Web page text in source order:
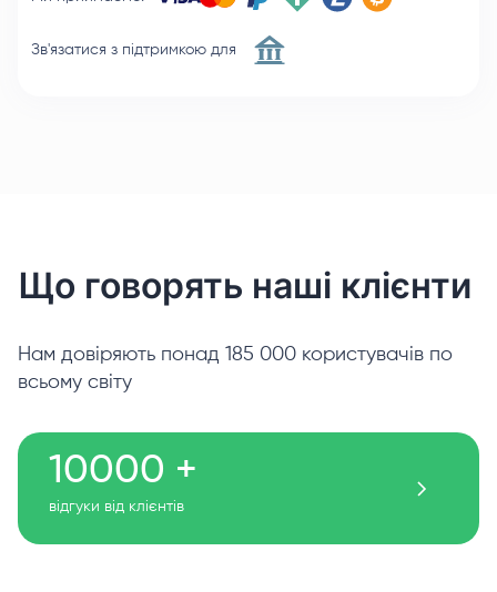
Зв'язатися з підтримкою для
Що говорять наші клієнти
Нам довіряють понад 185 000 користувачів по
всьому світу
10000 +
відгуки від клієнтів